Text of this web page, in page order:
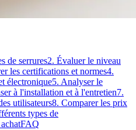
de serrures2. Évaluer le niveau
les certifications et normes4.
électronique5. Analyser le
à l'installation et à l'entretien7.
utilisateurs8. Comparer les prix
types de
FAQ